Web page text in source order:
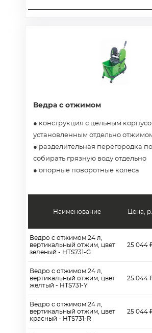
Ведра с отжимом
● конструкция с цельным
установленным отдельно
● разделительная перегородка
собирать грязную воду отдельно
● опорные поворотные колеса
Наименование
Ведро с отжимом 24 л,
вертикальный отжим, цвет
зеленый - HTS731-G
Ведро с отжимом 24 л,
вертикальный отжим, цвет
жёлтый - HTS731-Y
Ведро с отжимом 24 л,
вертикальный отжим, цвет
красный - HTS731-R
Цена, р.
25 044
25 044
25 044